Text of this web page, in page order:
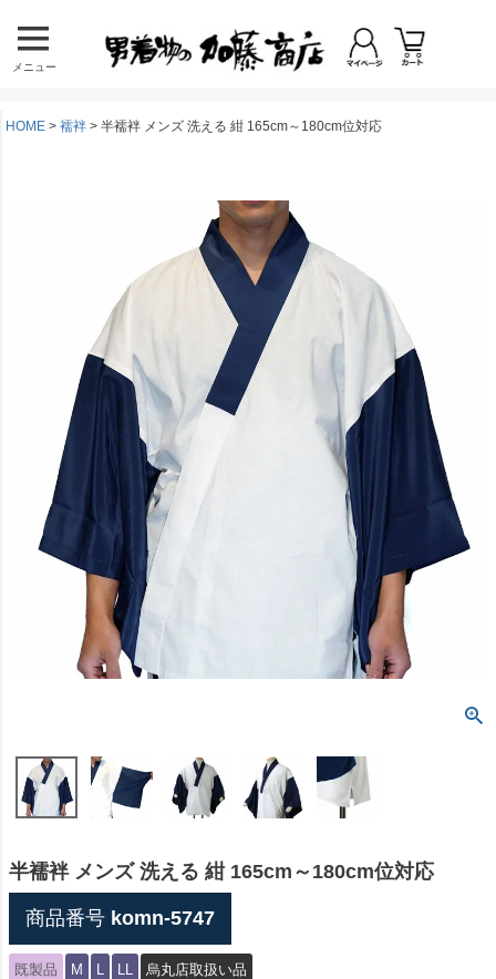
メニュー
HOME 襦袢 半襦袢 メンズ 洗える 紺 165cm～180cm位対応
半襦袢 メンズ 洗える 紺 165cm～180cm位対応
商品番号 komn-5747
既製品 M L LL 烏丸店取扱い品